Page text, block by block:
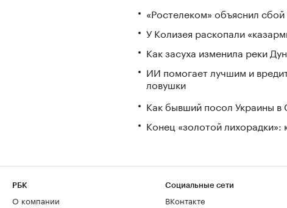
«Ростелеком» объяснил
У Колизея раскопали
Как засуха изменила реки
ИИ помогает лучшим и
ловушки
Как бывший посол Украины в
Конец «золотой лихорадки»:
РБК
О компании
Социальные сети
ВКонтакте